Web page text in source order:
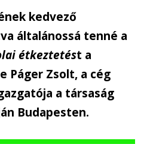
kedvező
általánossá tenné a
étkeztetést a
Páger Zsolt, a cég
a társaság
Budapesten.